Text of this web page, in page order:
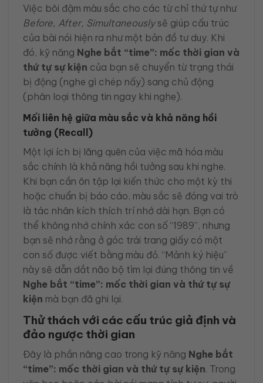
Việc bôi đậm màu sắc cho các từ chỉ thứ tự như
Before, After, Simultaneouslysẽ giúp cấu trúc
của bài nói hiện ra như một bản đồ tư duy. Khi
đó, kỹ năng Nghe bắt “time”: mốc thời gian và
thứ tự sự kiện của bạn sẽ chuyển từ trạng thái
bị động (nghe gì chép nấy) sang chủ động
(phân loại thông tin ngay khi nghe).
Mối liên hệ giữa màu sắc và khả năng hồi
tưởng (Recall)
Một lợi ích bị lãng quên của việc mã hóa màu
sắc chính là khả năng hồi tưởng sau khi nghe.
Khi bạn cần ôn tập lại kiến thức cho một kỳ thi
hoặc chuẩn bị báo cáo, màu sắc sẽ đóng vai trò
là tác nhân kích thích trí nhớ dài hạn. Bạn có
thể không nhớ chính xác con số “1989”, nhưng
bạn sẽ nhớ rằng ở góc trái trang giấy có một
con số được viết bằng màu đỏ. “Mảnh ký hiệu”
này sẽ dẫn dắt não bộ tìm lại đúng thông tin về
Nghe bắt “time”: mốc thời gian và thứ tự sự
kiện mà bạn đã ghi lại.
Thử thách với các cấu trúc giả định và
đảo ngược thời gian
Đây là phần nâng cao trong kỹ năng Nghe bắt
“time”: mốc thời gian và thứ tự sự kiện. Trong